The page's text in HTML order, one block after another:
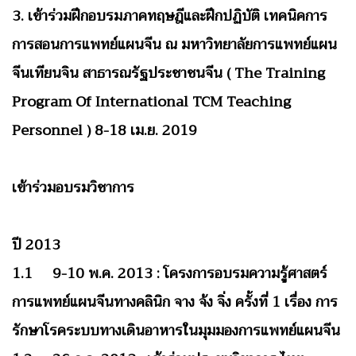
3. เข้าร่วมฝึกอบรมภาคทฤษฎีและฝึกปฏิบัติ เทคนิคการ
การสอนการแพทย์แผนจีน ณ มหาวิทยาลัยการแพทย์แผน
จีนเทียนจิน สาธารณรัฐประชาชนจีน ( The Training
Program Of International TCM Teaching
Personnel ) 8-18 เม.ย. 2019
เข้าร่วมอบรมวิชาการ
ปี 2013
1.1 9-10 พ.ค. 2013 : โครงการอบรมความรู้ศาสตร์
การแพทย์แผนจีนทางคลินิก จาง จ้ง จิ่ง ครั้งที่ 1 เรื่อง การ
รักษาโรคระบบทางเดินอาหารในมุมมองการแพทย์แผนจีน